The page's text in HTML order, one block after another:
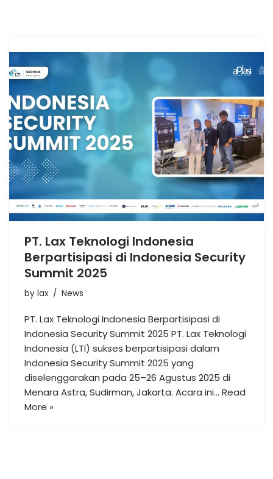
PT. Lax Teknologi Indonesia
Berpartisipasi di Indonesia Security
Summit 2025
by lax News
PT. Lax Teknologi Indonesia Berpartisipasi di
Indonesia Security Summit 2025 PT. Lax Teknologi
Indonesia (LTI) sukses berpartisipasi dalam
Indonesia Security Summit 2025 yang
diselenggarakan pada 25–26 Agustus 2025 di
Menara Astra, Sudirman, Jakarta. Acara ini… Read
More »